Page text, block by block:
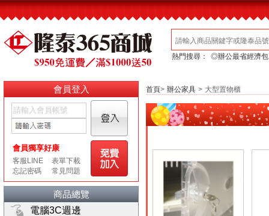
熱門搜尋： ◎辦公最省經濟包
會員登入
商品總覽
電腦3C週邊
首頁> 辦公家具 > 大型置物櫃